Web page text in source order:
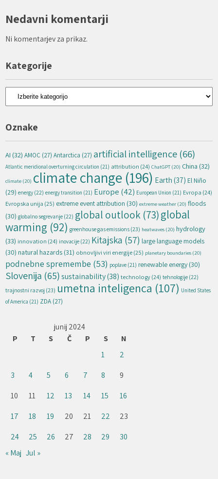
Nedavni komentarji
Ni komentarjev za prikaz.
Kategorije
Kategorije
Oznake
AI (32) AMOC (27) Antarctica (27) artificial intelligence (66)
Atlantic meridional overturning circulation (21) attribution (24) ChatGPT (20) China (32)
climate (20) climate change (196) Earth (37) El Niño
(29) energy (22) energy transition (21) Europe (42) European Union (21) Evropa (24)
Evropska unija (25) extreme event attribution (30) extreme weather (20) floods
(30) globalno segrevanje (22) global outlook (73)global
warming (92) greenhouse gas emissions (23) heatwaves (20) hydrology
(33) innovation (24) inovacije (22) Kitajska (57) large language models
(30) natural hazards (31) obnovljivi viri energije(25) planetary boundaries (20)
podnebne spremembe (53) poplave (21) renewable energy (30)
Slovenija (65) sustainability(38) technology(24) tehnologije (22)
trajnostni razvoj (23) umetna inteligenca (107) United States
of America (21) ZDA (27)
junij 2024
P
T S Č P S
N
1
2
3
4 5 6 7 8
9
10
11 12 13 14 15
16
17
18 19 20 21 22
23
24
25 26 27 28 29
30
« Maj Jul »